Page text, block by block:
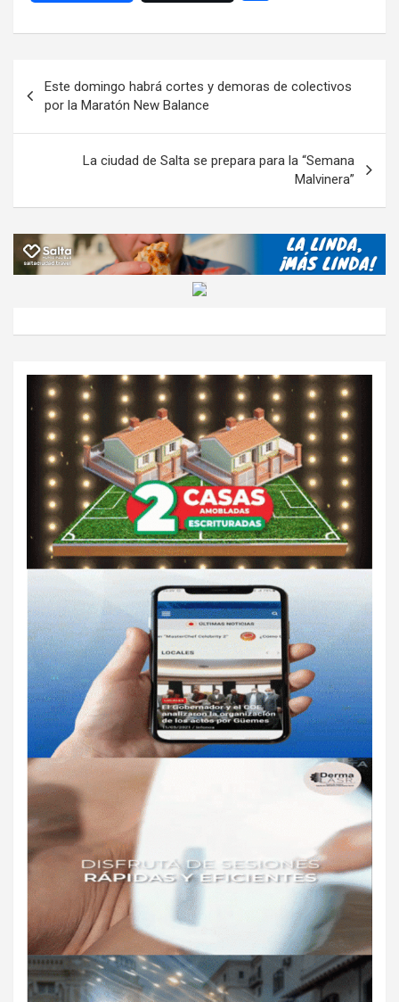
ce
b
o
k
tt
er
at
s
p
p
e
gr
m
ail ail
o
M
ail
n
er
m
p
ar
tir
de
entradas
Este domingo habrá cortes y demoras de colectivos
por la Maratón New Balance
La ciudad de Salta se prepara para la “Semana
Malvinera”